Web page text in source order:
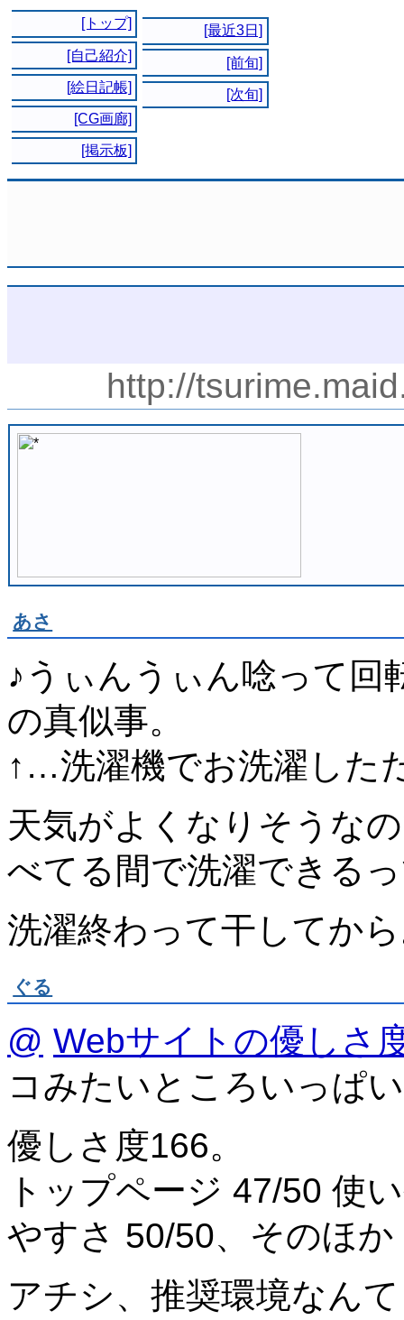
[トップ]
[自己紹介]
[絵日記帳]
[CG画廊]
[掲示板]
[最近3日]
[前旬]
[次旬]
http://
あさ
♪うぃんうぃん唸って回
の真似事。
↑…洗濯機でお洗濯した
天気がよくなりそうな
べてる間で洗濯できる
洗濯終わって干してか
ぐる
@ Webサイトの優しさ
コみたいところいっぱ
優しさ度166。
トップページ 47/50 使
やすさ 50/50、そのほか
アチシ、推奨環境なん